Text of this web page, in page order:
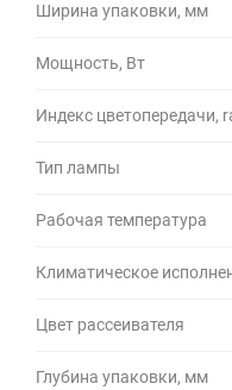
Ширина упаковки, мм
Мощность, Вт
Индекс цветопередачи,
Тип лампы
Рабочая температура
Климатическое
Цвет рассеивателя
Глубина упаковки, мм